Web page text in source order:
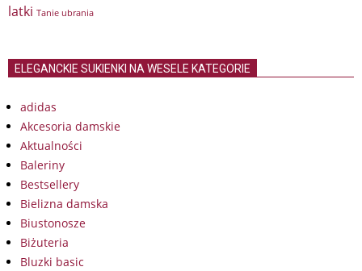
latki Tanie ubrania
ELEGANCKIE SUKIENKI NA WESELE KATEGORIE
adidas
Akcesoria damskie
Aktualności
Baleriny
Bestsellery
Bielizna damska
Biustonosze
Biżuteria
Bluzki basic